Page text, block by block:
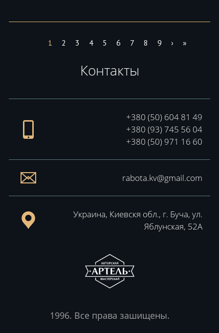
1 2 3 4 5 6 7 8 9 › »
Контакты
+380 (50) 604 81 49
+380 (93) 745 56 04
+380 (50) 971 16 60
rabota.kv@gmail.com
Украина, Киевскя обл., г. Буча, ул.
Яблунская, 52А
1996. Все права зашищены.